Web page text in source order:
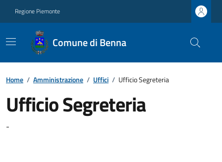
Regione Piemonte
Comune di Benna
Home / Amministrazione / Uffici / Ufficio Segreteria
Ufficio Segreteria
-